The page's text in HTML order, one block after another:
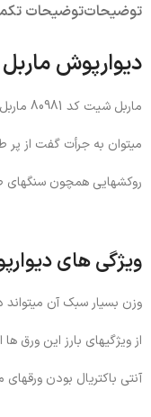
توضیحاتتوضیحات
دیوارپوش ماربل
ماربل شیت کد 80981 ماربل در زبان لاتین به معنای سنگ مرمر است و ماربل شیت ورقهای پی وی سی طرح سنگی که بیشتر با عنوان سنگ مصنوعی شناخته شده است
میتوان به جرأت گفت از
روکشهایی همچون سنگهای
ویژگی های
وزن بسیار سبک آن
از ویژگیهای بارز این ورق
آنتی باکتریال بودن ورقهای ماربل شیت کد 80981 باعث شده تا متریالی ایده آل